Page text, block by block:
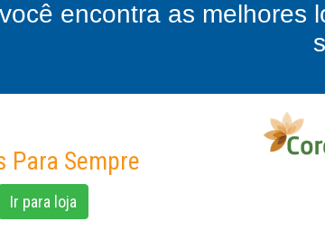
encontra as melhores
Para Sempre
Ir para loja